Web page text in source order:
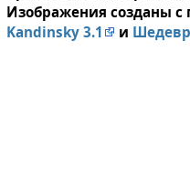
Изображения созданы
Kandinsky 3.1
и